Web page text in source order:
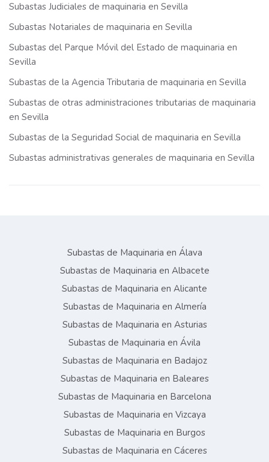
Subastas Judiciales de maquinaria en Sevilla
Subastas Notariales de maquinaria en Sevilla
Subastas del Parque Móvil del Estado de maquinaria en
Sevilla
Subastas de la Agencia Tributaria de maquinaria en Sevilla
Subastas de otras administraciones tributarias de maquinaria
en Sevilla
Subastas de la Seguridad Social de maquinaria en Sevilla
Subastas administrativas generales de maquinaria en Sevilla
Subastas de Maquinaria en Álava
Subastas de Maquinaria en Albacete
Subastas de Maquinaria en Alicante
Subastas de Maquinaria en Almería
Subastas de Maquinaria en Asturias
Subastas de Maquinaria en Ávila
Subastas de Maquinaria en Badajoz
Subastas de Maquinaria en Baleares
Subastas de Maquinaria en Barcelona
Subastas de Maquinaria en Vizcaya
Subastas de Maquinaria en Burgos
Subastas de Maquinaria en Cáceres